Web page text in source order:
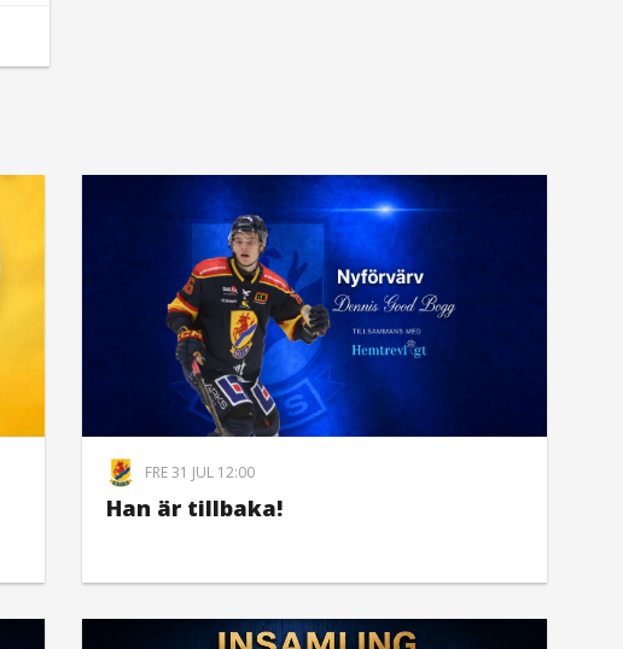
FRE 31 JUL 12:00
Han är tillbaka!